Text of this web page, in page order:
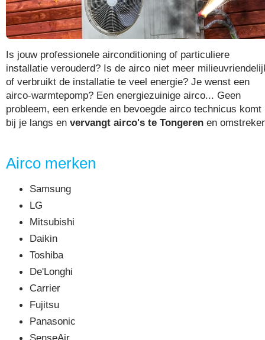
Is jouw professionele airconditioning of particuliere
installatie verouderd? Is de airco niet meer
of verbruikt de installatie te veel energie? Je wenst een
airco-warmtepomp? Een energiezuinige airco... Geen
probleem, een erkende en bevoegde airco technicus komt
bij je langs en vervangt airco's te Tongeren en
Airco merken
Samsung
LG
Mitsubishi
Daikin
Toshiba
De'Longhi
Carrier
Fujitsu
Panasonic
SenseAir